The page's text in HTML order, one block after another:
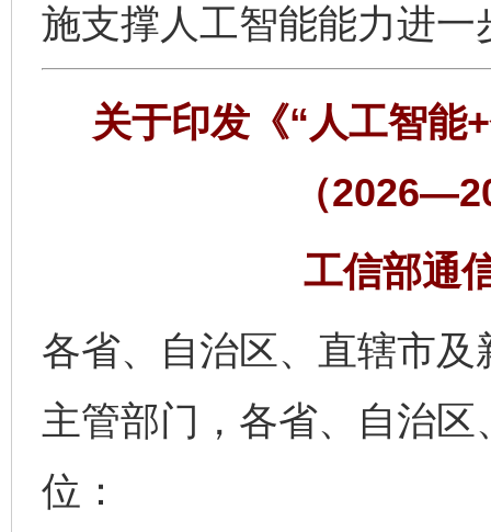
施支撑人工智能能力进一
关于印发《“人工智能
（
工信部通
各省、自治区、直辖市
主管部门，各省、自治
位：